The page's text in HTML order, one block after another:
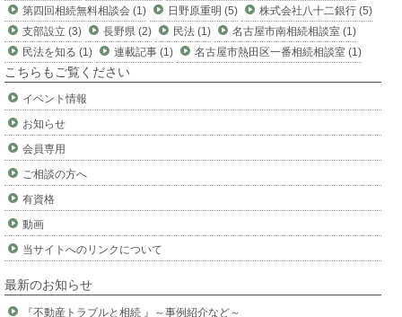
第四回相続無料相談会 (1)
日野原重明 (5)
株式会社八十二銀行 (5)
支部設立 (3)
長野県 (2) 民法 (1)
名古屋市南相続相談室 (1)
民法を知る (1)
連載記事 (1) 名古屋市熱田区一番相続相談室 (1)
こちらもご覧ください
イベント情報
お知らせ
会員専用
ご相談の方へ
有資格
動画
当サイトへのリンクについて
最新のお知らせ
『不動産トラブルと相続 』～事例紹介など～